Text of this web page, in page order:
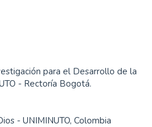
para el Desarrollo de la
- Rectoría Bogotá.
- UNIMINUTO, Colombia